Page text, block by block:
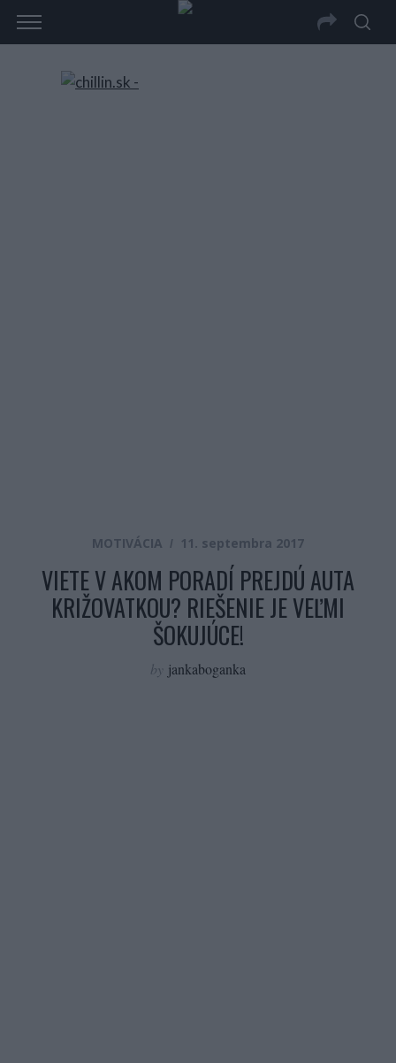
MOTIVÁCIA 11. septembra 2017
VIETE V AKOM PORADÍ PREJDÚ AUTA
KRIŽOVATKOU? RIEŠENIE JE VEĽMI
ŠOKUJÚCE!
by jankaboganka